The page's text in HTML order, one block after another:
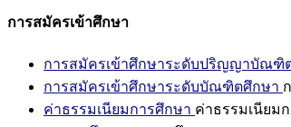
การสมัครเข้าศึกษา
การสมัครเข้าศึกษาระดับปริญญาบัณฑิ
การสมัครเข้าศึกษาระดับบัณฑิตศึกษา
ค่าธรรมเนียมการศึกษา ค่าธรรมเนียม